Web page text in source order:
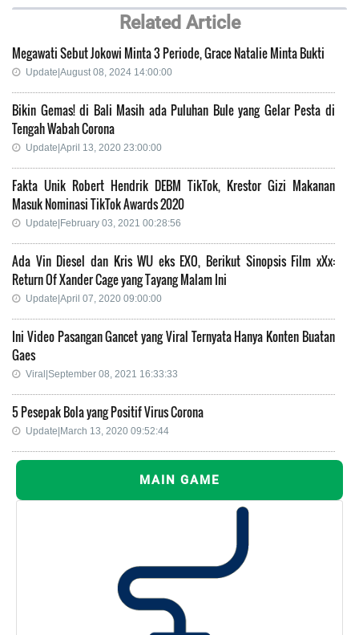
Related Article
Megawati Sebut Jokowi Minta 3 Periode, Grace Natalie Minta Bukti
Update|August 08, 2024 14:00:00
Bikin Gemas! di Bali Masih ada Puluhan Bule yang Gelar Pesta di
Tengah Wabah Corona
Update|April 13, 2020 23:00:00
Fakta Unik Robert Hendrik DEBM TikTok, Krestor Gizi Makanan
Masuk Nominasi TikTok Awards 2020
Update|February 03, 2021 00:28:56
Ada Vin Diesel dan Kris WU eks EXO, Berikut Sinopsis Film xXx:
Return Of Xander Cage yang Tayang Malam Ini
Update|April 07, 2020 09:00:00
Ini Video Pasangan Gancet yang Viral Ternyata Hanya Konten Buatan
Gaes
Viral|September 08, 2021 16:33:33
5 Pesepak Bola yang Positif Virus Corona
Update|March 13, 2020 09:52:44
MAIN GAME